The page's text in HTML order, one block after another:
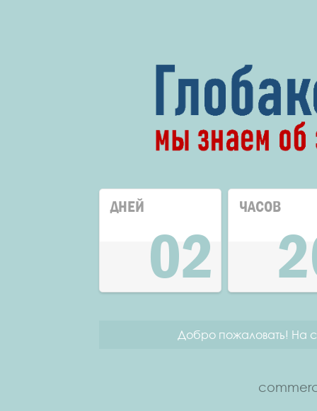
ДНЕЙ
02
ЧАСОВ
Добро пожаловать! На